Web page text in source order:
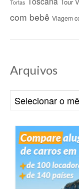
Tortas
com bebê Viagem
Arquivos
Arquivos